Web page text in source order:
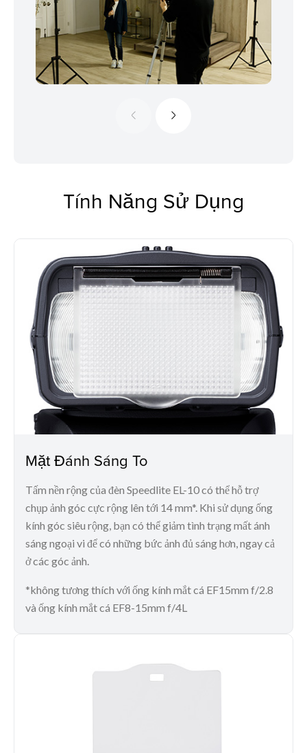
Tính Năng Sử Dụng
Mặt Đánh Sáng To
Tấm nền rộng của đèn Speedlite EL-10 có thể hỗ trợ
chụp ảnh góc cực rộng lên tới 14 mm*. Khi sử dụng ống
kính góc siêu rộng, bạn có thể giảm tình trạng mất ánh
sáng ngoại vi để có những bức ảnh đủ sáng hơn, ngay cả
ở các góc ảnh.
*không tương thích với ống kính mắt cá EF15mm f/2.8
và ống kính mắt cá EF8-15mm f/4L